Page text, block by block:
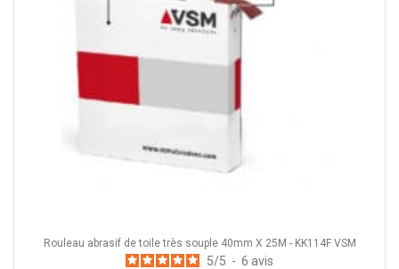
Rouleau abrasif de toile très souple 40mm X 25M - KK114F VSM
5/5 - 6 avis